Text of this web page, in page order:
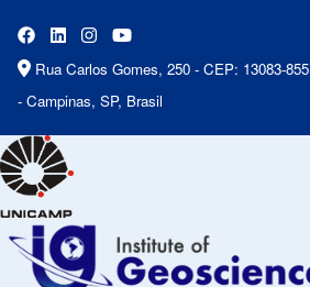
Rua Carlos Gomes, 250 - CEP: 13083-855
- Campinas, SP, Brasil